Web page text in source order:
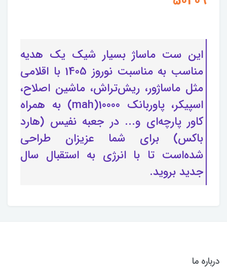
این ست ماساژ بسیار شیک یک هدیه
مناسب به مناسبت نوروز 1405 با اقلامی
مثل ماساژور، ریش‌تراش، ماشین اصلاح،
اسپیکر، پاوربانک 10000(mah) به همراه
کاور پارچه‌ای و... در جعبه نفیس (هارد
باکس) برای شما عزیزان طراحی
شده‌است تا با انرژی به استقبال سال
جدید بروید.
درباره ما